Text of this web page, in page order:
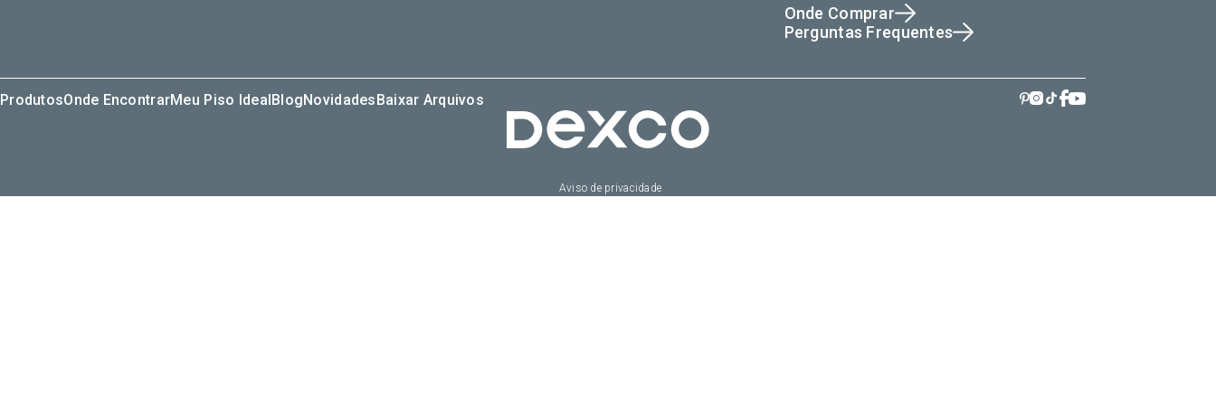
Onde Comprar
Perguntas Frequentes
ProdutosOnde EncontrarMeu Piso IdealBlogNovidadesBaixar Arquivos
Aviso de privacidade